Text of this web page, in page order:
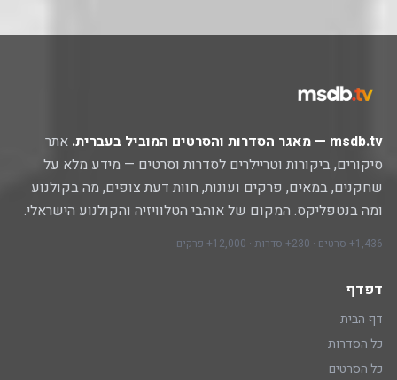
msdb.tv — מאגר הסדרות והסרטים המוביל בעברית.
אתר
סיקורים, ביקורות וטריילרים לסדרות וסרטים — מידע מלא על
שחקנים, במאים, פרקים ועונות, חוות דעת צופים, מה בקולנוע
ומה בנטפליקס. המקום של אוהבי הטלוויזיה והקולנוע הישראלי.
1,436+ סרטים · 230+ סדרות · 12,000+ פרקים
דפדף
דף הבית
כל הסדרות
כל הסרטים